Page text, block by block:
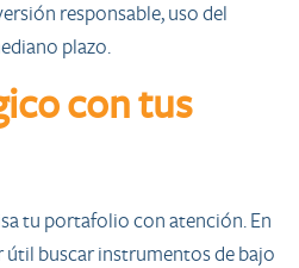
responsable, uso del
plazo.
con tus
tu portafolio con atención. En
útil buscar instrumentos de bajo